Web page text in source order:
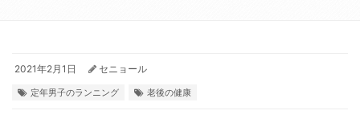
2021年2月1日 セニョール
定年男子のランニング 老後の健康